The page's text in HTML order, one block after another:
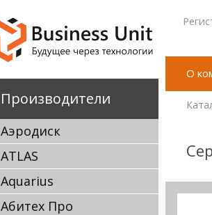
Производители
Аэродиск
ATLAS
Aquarius
Абитех Про
О